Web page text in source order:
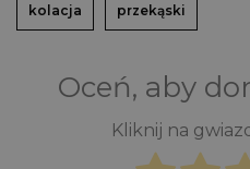
kolacja przekąski
Oceń, aby
Kliknij na